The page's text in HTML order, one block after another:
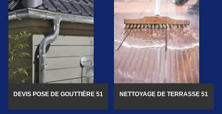
DEVIS POSE DE GOUTTIÈRE 51 NETTOYAGE DE TERRASSE 51